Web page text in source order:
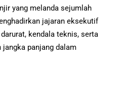
yang melanda sejumlah
jajaran eksekutif
kendala teknis, serta
jangka panjang dalam